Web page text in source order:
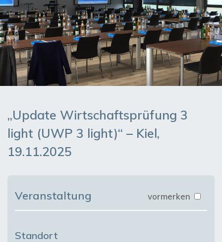
„Update Wirtschaftsprüfung 3
light (UWP 3 light)“ – Kiel,
19.11.2025
Veranstaltung vormerken
Standort